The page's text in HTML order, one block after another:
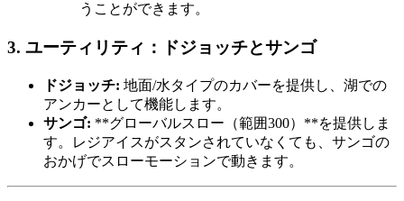
うことができます。
3. ユーティリティ：ドジョッチとサンゴ
ドジョッチ: 地面/水タイプのカバーを提供し、湖での
アンカーとして機能します。
サンゴ: **グローバルスロー（範囲300）**を提供しま
す。レジアイスがスタンされていなくても、サンゴの
おかげでスローモーションで動きます。